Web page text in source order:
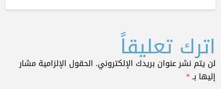
اترك تعليقاً
لن يتم نشر عنوان بريدك الإلكتروني. الحقول الإلزامية مشار
إليها بـ*